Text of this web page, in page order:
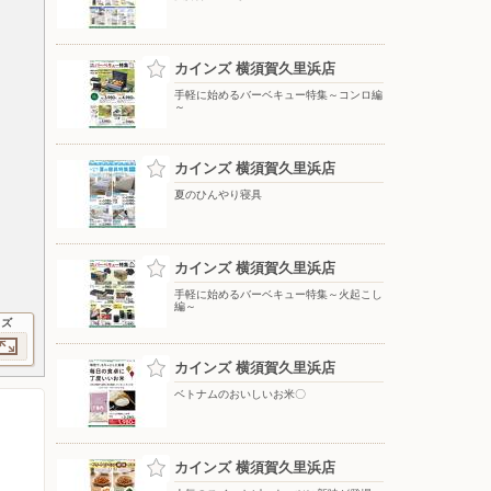
カインズ 横須賀久里浜店
手軽に始めるバーベキュー特集～コンロ編
～
カインズ 横須賀久里浜店
夏のひんやり寝具
カインズ 横須賀久里浜店
手軽に始めるバーベキュー特集～火起こし
編～
カインズ 横須賀久里浜店
ベトナムのおいしいお米〇
カインズ 横須賀久里浜店